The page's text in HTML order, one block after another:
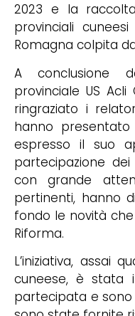
2023 e la
provinciali
Romagna colpita
A conclusione
provinciale US Acli
ringraziato i
hanno
espresso il suo
partecipazione
con grande
pertinenti, hanno
fondo le novità
Riforma.
L’iniziativa, assai
cuneese, è stata
partecipata e sono